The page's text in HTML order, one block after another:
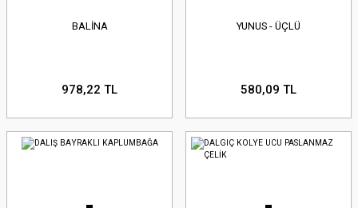
BALİNA
978,22 TL
YUNUS - ÜÇLÜ
580,09 TL